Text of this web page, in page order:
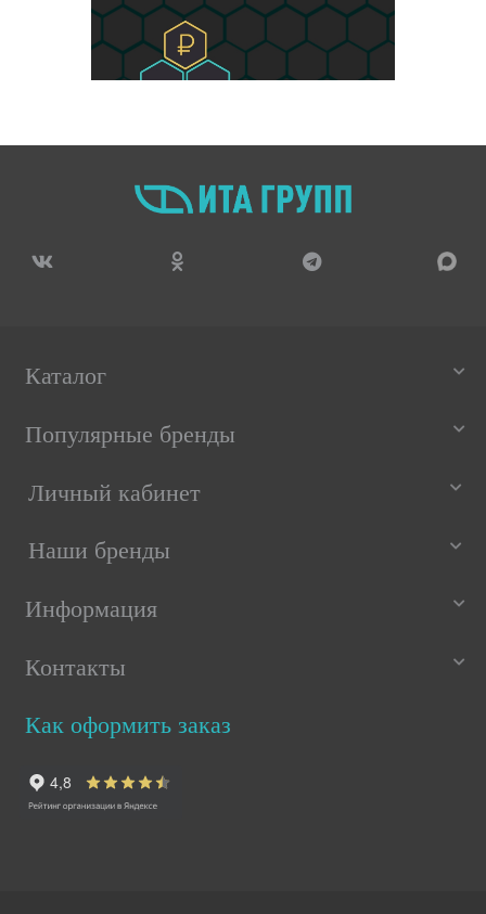
Каталог
Популярные бренды
Личный кабинет
Наши бренды
Информация
Контакты
Как оформить заказ